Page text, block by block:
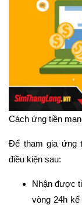
Cách ứng tiền
Để tham gia ứng
điều kiện sau:
Nhận được
vòng 24h